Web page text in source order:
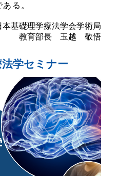
る。
本基礎理学療法学会学術局
教育部長 玉越 敬悟
学セミナー